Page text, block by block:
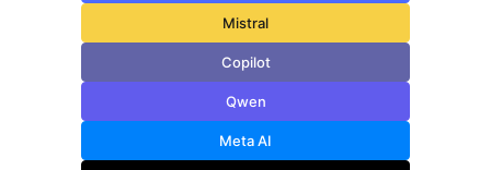
Mistral
Copilot
Qwen
Meta AI